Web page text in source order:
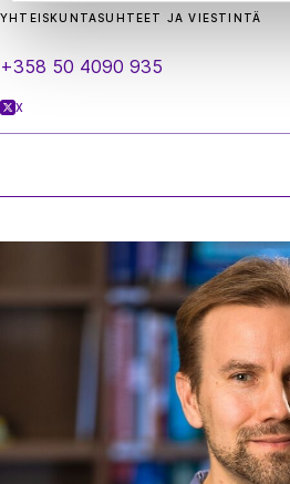
YHTEISKUNTASUHTEET JA VIESTINTÄ
+358 50 4090 935
X